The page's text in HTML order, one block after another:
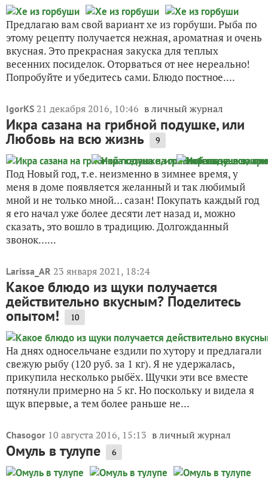
Предлагаю вам свой вариант хе из горбуши. Рыба по
этому рецепту получается нежная, ароматная и очень
вкусная. Это прекрасная закуска для теплых
весенних посиделок. Оторваться от нее нереально!
Попробуйте и убедитесь сами. Блюдо постное....
IgorKS 21 декабря 2016, 10:46 в личный журнал
Икра сазана на грибной подушке, или
Любовь на всю жизнь 9
Под Новый год, т.е. неизменно в зимнее время, у
меня в доме появляется желанный и так любимый
мной и не только мной… сазан! Покупать каждый год
я его начал уже более десяти лет назад и, можно
сказать, это вошло в традицию. Долгожданный
звонок…...
Larissa_AR 23 января 2021, 18:24
Какое блюдо из щуки получается
действительно вкусным? Поделитесь
опытом! 10
На днях односельчане ездили по хутору и предлагали
свежую рыбу (120 руб. за 1 кг). Я не удержалась,
прикупила несколько рыбёх. Щучки эти все вместе
потянули примерно на 5 кг. Но поскольку и видела я
щук впервые, а тем более раньше не...
Chasogor 10 августа 2016, 15:13 в личный журнал
Омуль в тулупе 6